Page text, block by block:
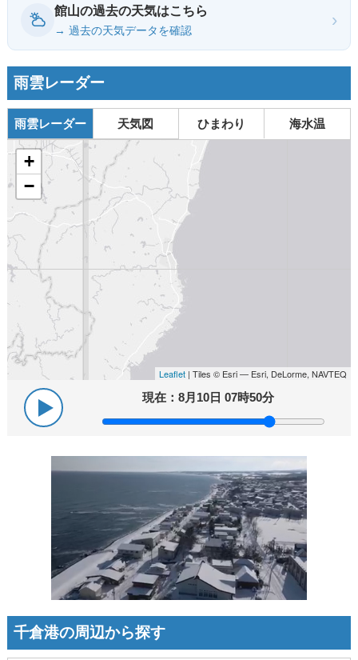
館山の過去の天気はこちら
→ 過去の天気データを確認
›
雨雲レーダー
雨雲レーダー 天気図 ひまわり 海水温
+
−
Leaflet | Tiles © Esri — Esri, DeLorme, NAVTEQ
現在：8月10日 07時50分
千倉港の周辺から探す